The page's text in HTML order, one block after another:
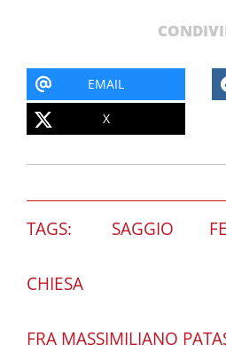
EMAIL
X
TAGS: SAGGIO
CHIESA
FRA MASSIMILIANO